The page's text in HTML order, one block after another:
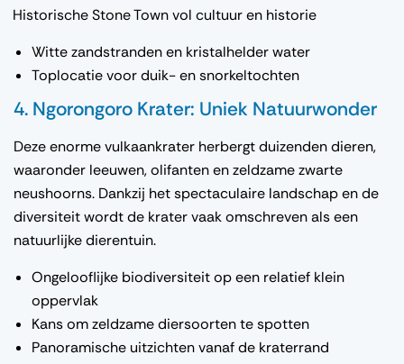
Historische Stone Town vol cultuur en historie
Witte zandstranden en kristalhelder water
Toplocatie voor duik- en snorkeltochten
4. Ngorongoro Krater: Uniek Natuurwonder
Deze enorme vulkaankrater herbergt duizenden dieren,
waaronder leeuwen, olifanten en zeldzame zwarte
neushoorns. Dankzij het spectaculaire landschap en de
diversiteit wordt de krater vaak omschreven als een
natuurlijke dierentuin.
Ongelooflijke biodiversiteit op een relatief klein
oppervlak
Kans om zeldzame diersoorten te spotten
Panoramische uitzichten vanaf de kraterrand